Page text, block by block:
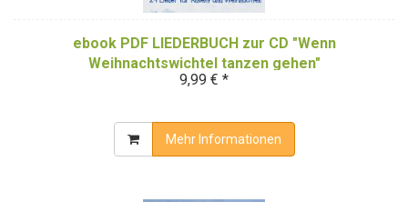
ebook PDF LIEDERBUCH zur CD "Wenn
Weihnachtswichtel tanzen gehen"
9,99 € *
Mehr Informationen